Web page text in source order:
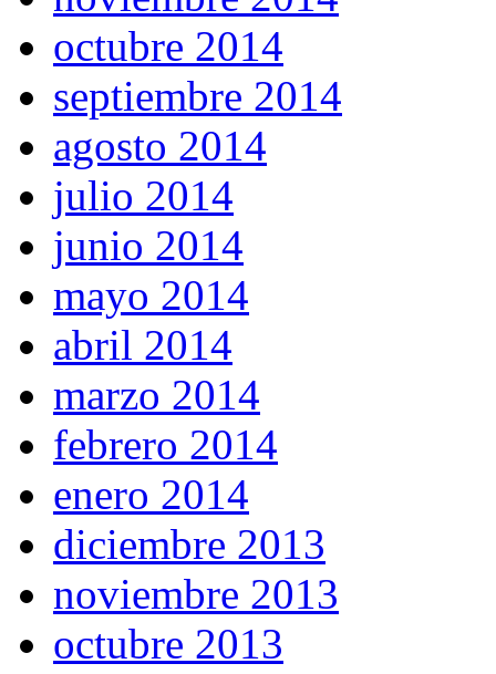
octubre 2014
septiembre 2014
agosto 2014
julio 2014
junio 2014
mayo 2014
abril 2014
marzo 2014
febrero 2014
enero 2014
diciembre 2013
noviembre 2013
octubre 2013